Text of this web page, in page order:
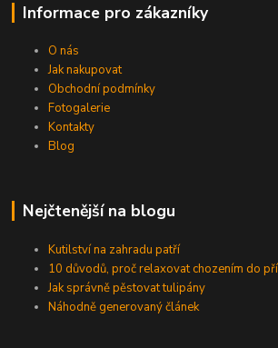
Informace pro zákazníky
O nás
Jak nakupovat
Obchodní podmínky
Fotogalerie
Kontakty
Blog
Nejčtenější na blogu
Kutilství na zahradu patří
10 důvodů, proč relaxovat chozením do
Jak správně pěstovat tulipány
Náhodně generovaný článek